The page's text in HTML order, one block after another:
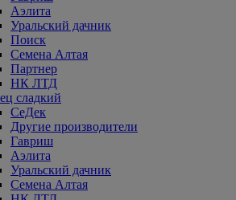
Аэлита
Уральский дачник
Поиск
Семена Алтая
Партнер
НК ЛТД
сладкий
СеДек
Другие производители
Гавриш
Аэлита
Уральский дачник
Семена Алтая